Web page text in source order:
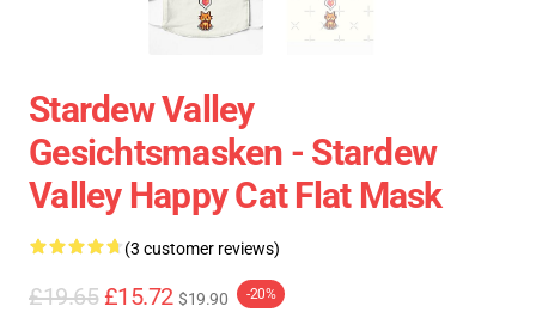
Stardew Valley
Gesichtsmasken - Stardew
Valley Happy Cat Flat Mask
(3 customer reviews)
£19.65 £15.72 $19.90 -20%